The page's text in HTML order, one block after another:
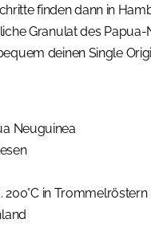
finden dann in
Granulat des
deinen Single
Neuguinea
200°C in Trommelröstern